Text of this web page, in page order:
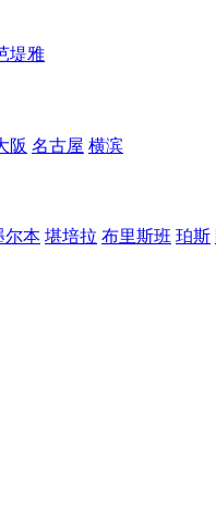
堤雅
阪 名古屋 横滨
尔本 堪培拉 布里斯班 珀斯